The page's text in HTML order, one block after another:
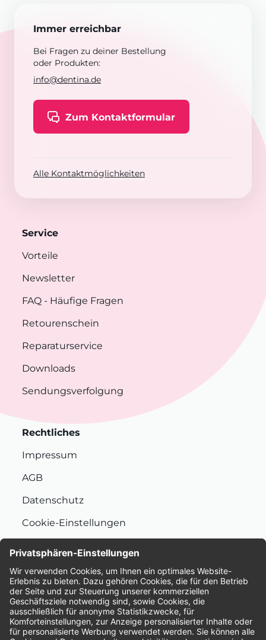
Immer erreichbar
Bei Fragen zu deiner Bestellung
oder Produkten:
info@dentina.de
Zum Kontaktformular
Alle Kontaktmöglichkeiten
Service
Vorteile
Newsletter
FAQ - Häufige Fragen
Retourenschein
Reparaturservice
Downloads
Sendungsverfolgung
Rechtliches
Impressum
AGB
Datenschutz
Cookie-Einstellungen
Bewertungen